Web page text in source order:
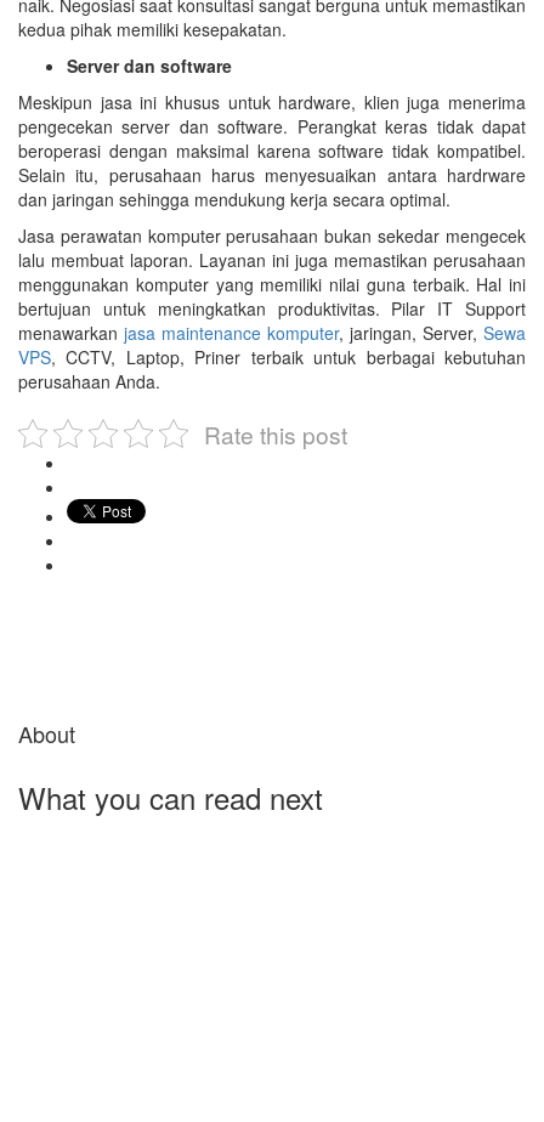
kedua pihak memiliki kesepakatan.
Server dan software
Meskipun jasa ini khusus untuk hardware, klien juga menerima
pengecekan server dan software. Perangkat keras tidak dapat
beroperasi dengan maksimal karena software tidak kompatibel.
Selain itu, perusahaan harus menyesuaikan antara hardrware
dan jaringan sehingga mendukung kerja secara optimal.
Jasa perawatan komputer perusahaan bukan sekedar mengecek
lalu membuat laporan. Layanan ini juga memastikan perusahaan
menggunakan komputer yang memiliki nilai guna terbaik. Hal ini
bertujuan untuk meningkatkan produktivitas. Pilar IT Support
menawarkan jasa maintenance komputer, jaringan, Server, Sewa
VPS, CCTV, Laptop, Priner terbaik untuk berbagai kebutuhan
perusahaan Anda.
Rate this post
About
What you can read next